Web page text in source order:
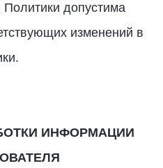
Политики допустима
изменений в
ИНФОРМАЦИИ